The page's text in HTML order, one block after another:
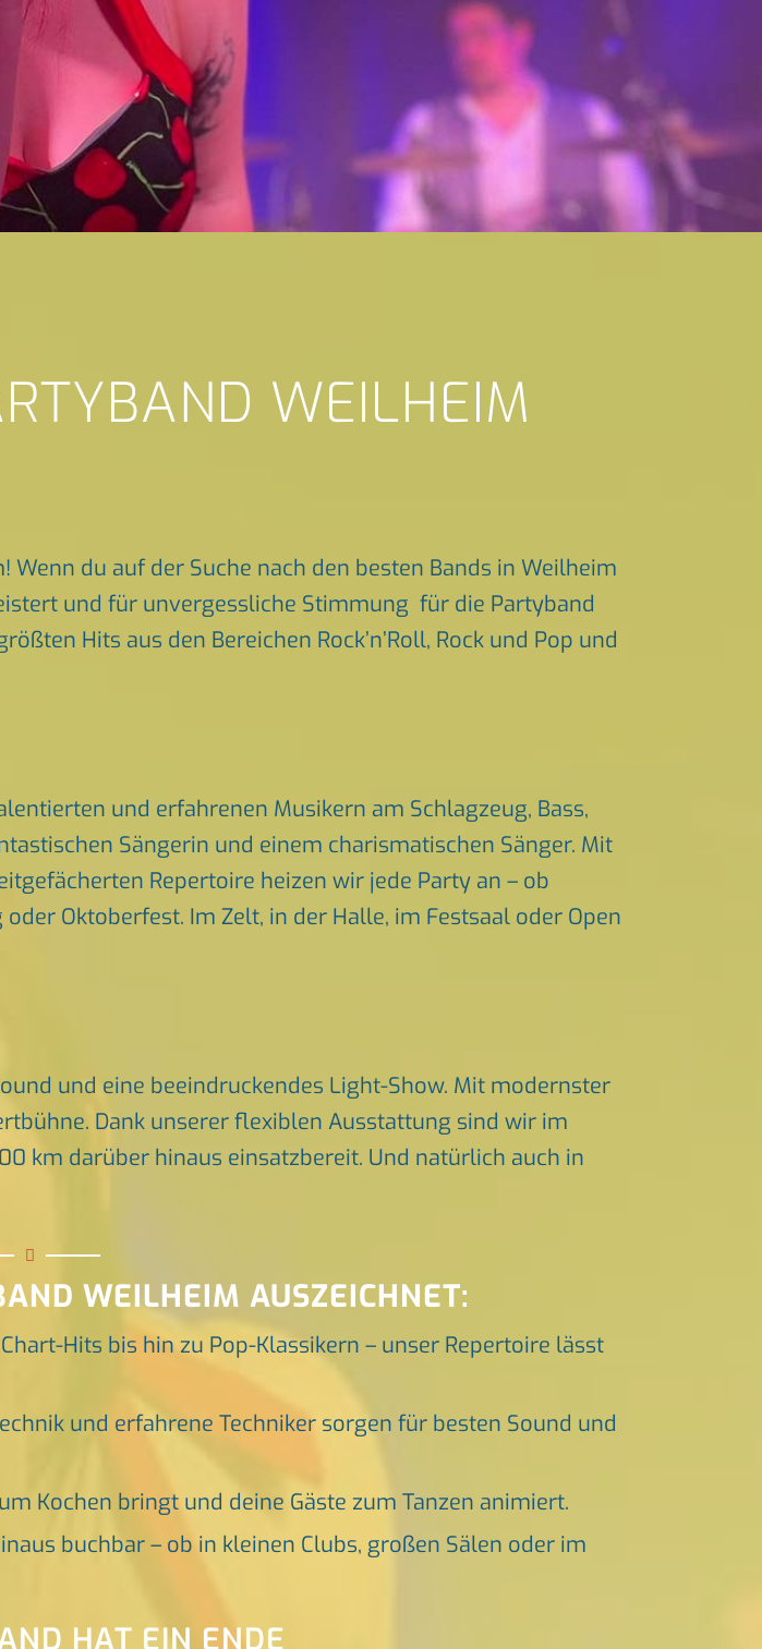
WEILHEIM
du auf der Suche nach den besten Bands in Weilheim
und für unvergessliche Stimmung für die Partyband
Hits aus den Bereichen Rock’n’Roll, Rock und Pop und
und erfahrenen Musikern am Schlagzeug, Bass,
Sängerin und einem charismatischen Sänger. Mit
Repertoire heizen wir jede Party an – ob
Oktoberfest. Im Zelt, in der Halle, im Festsaal oder Open
und eine beeindruckendes Light-Show. Mit modernster
Dank unserer flexiblen Ausstattung sind wir im
km darüber hinaus einsatzbereit. Und natürlich auch in
WEILHEIM AUSZEICHNET:
Chart-Hits bis hin zu Pop-Klassikern – unser Repertoire lässt
und erfahrene Techniker sorgen für besten Sound und
Kochen bringt und deine Gäste zum Tanzen animiert.
buchbar – ob in kleinen Clubs, großen Sälen oder im
HAT EIN ENDE